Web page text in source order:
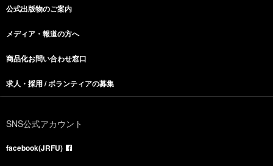
公式出版物のご案内
メディア・報道の方へ
商品化お問い合わせ窓口
求人・採用 / ボランティアの募集
SNS公式アカウント
facebook(JRFU)